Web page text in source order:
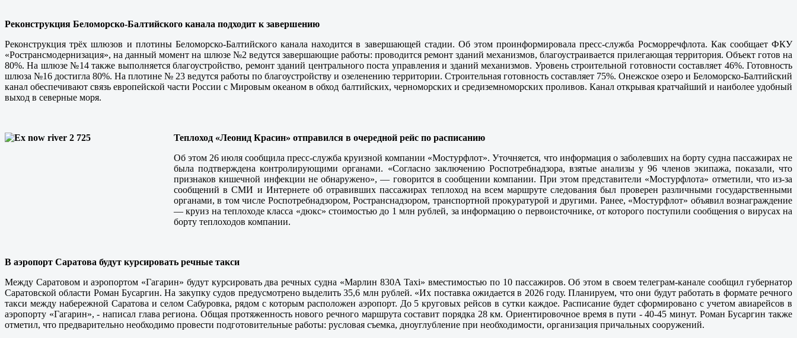
Реконструкция Беломорско-Балтийского канала подходит к завершению
Реконструкция трёх шлюзов и плотины Беломорско-Балтийского канала находится в завершающей стадии. Об этом проинформировала пресс-служба Росморречфлота. Как сообщает ФКУ
«Ространсмодернизация», на данный момент на шлюзе №2 ведутся завершающие работы: проводится ремонт зданий механизмов, благоустраивается прилегающая территория. Объект готов на
80%. На шлюзе №14 также выполняется благоустройство, ремонт зданий центрального поста управления и зданий механизмов. Уровень строительной готовности составляет 46%. Готовность
шлюза №16 достигла 80%. На плотине № 23 ведутся работы по благоустройству и озеленению территории. Строительная готовность составляет 75%. Онежское озеро и Беломорско-Балтийский
канал обеспечивают связь европейской части России с Мировым океаном в обход балтийских, черноморских и средиземноморских проливов. Канал открывая кратчайший и наиболее удобный
выход в северные моря.
Теплоход «Леонид Красин» отправился в очередной рейс по расписанию
Об этом 26 июля сообщила пресс-служба круизной компании «Мостурфлот». Уточняется, что информация о заболевших на борту судна пассажирах не
была подтверждена контролирующими органами. «Согласно заключению Роспотребнадзора, взятые анализы у 96 членов экипажа, показали, что
признаков кишечной инфекции не обнаружено», — говорится в сообщении компании. При этом представители «Мостурфлота» отметили, что из-за
сообщений в СМИ и Интернете об отравивших пассажирах теплоход на всем маршруте следования был проверен различными государственными
органами, в том числе Роспотребнадзором, Ространснадзором, транспортной прокуратурой и другими. Ранее, «Мостурфлот» объявил вознаграждение
— круиз на теплоходе класса «дюкс» стоимостью до 1 млн рублей, за информацию о первоисточнике, от которого поступили сообщения о вирусах на
борту теплоходов компании.
В аэропорт Саратова будут курсировать речные такси
Между Саратовом и аэропортом «Гагарин» будут курсировать два речных судна «Марлин 830А Taxi» вместимостью по 10 пассажиров. Об этом в своем телеграм-канале сообщил губернатор
Саратовской области Роман Бусаргин. На закупку судов предусмотрено выделить 35,6 млн рублей. «Их поставка ожидается в 2026 году. Планируем, что они будут работать в формате речного
такси между набережной Саратова и селом Сабуровка, рядом с которым расположен аэропорт. До 5 круговых рейсов в сутки каждое. Расписание будет сформировано с учетом авиарейсов в
аэропорту «Гагарин», - написал глава региона. Общая протяженность нового речного маршрута составит порядка 28 км. Ориентировочное время в пути - 40-45 минут. Роман Бусаргин также
отметил, что предварительно необходимо провести подготовительные работы: русловая съемка, дноуглубление при необходимости, организация причальных сооружений.